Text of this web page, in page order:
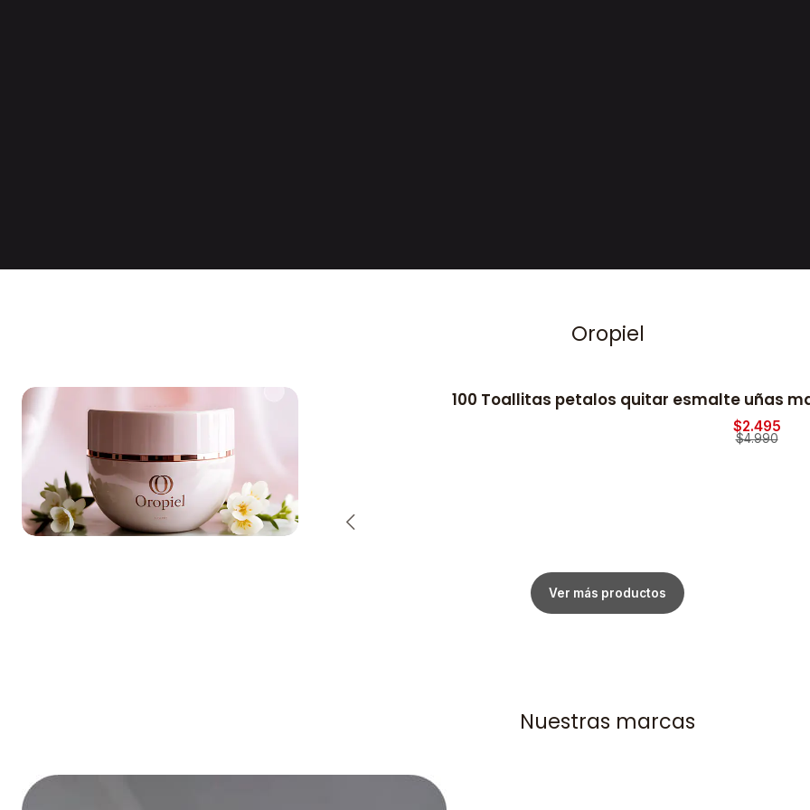
Oropiel
100 Toallitas petalos quitar esmalte uñas
$2.495
$4.990
Ver más productos
Nuestras marcas